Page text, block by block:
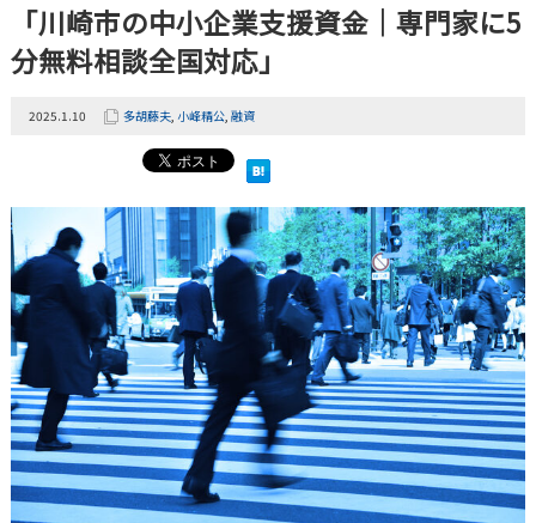
「川崎市の中小企業支援資金｜専門家に5
分無料相談全国対応」
2025.1.10 多胡藤夫, 小峰精公, 融資